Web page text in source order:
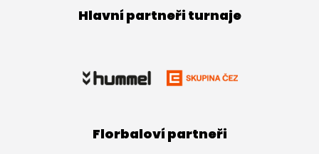
Hlavní partneři turnaje
Florbaloví partneři